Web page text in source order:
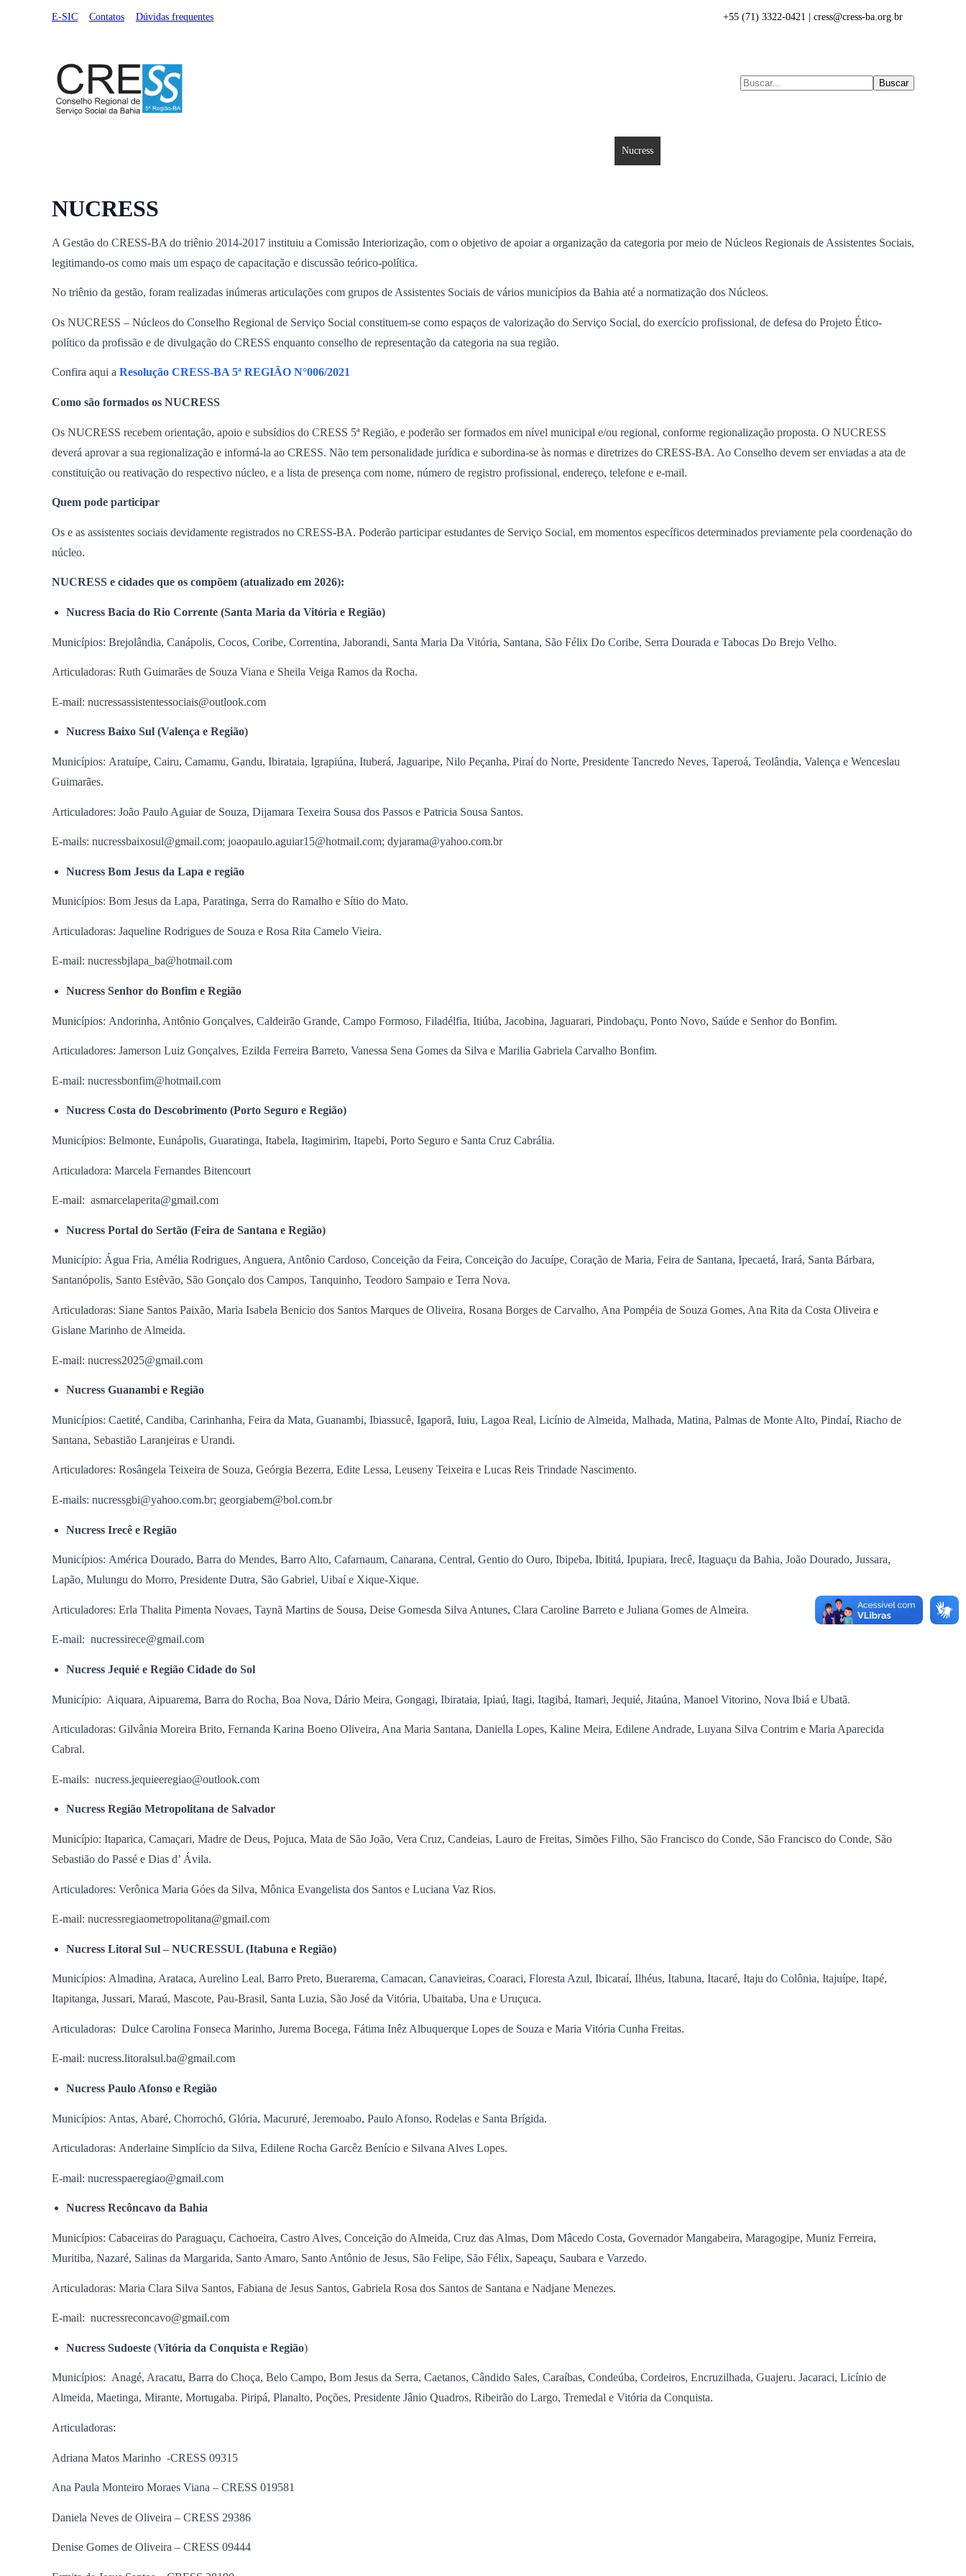
E-SIC Contatos Dúvidas frequentes +55 (71) 3322-0421 | cress@cress-ba.org.br
Buscar
Nucress
NUCRESS
A Gestão do CRESS-BA do triênio 2014-2017 instituiu a Comissão Interiorização, com o objetivo de apoiar a organização da categoria por meio de Núcleos Regionais de Assistentes Sociais,
legitimando-os como mais um espaço de capacitação e discussão teórico-política.
No triênio da gestão, foram realizadas inúmeras articulações com grupos de Assistentes Sociais de vários municípios da Bahia até a normatização dos Núcleos.
Os NUCRESS – Núcleos do Conselho Regional de Serviço Social constituem-se como espaços de valorização do Serviço Social, do exercício profissional, de defesa do Projeto Ético-
político da profissão e de divulgação do CRESS enquanto conselho de representação da categoria na sua região.
Confira aqui a Resolução CRESS-BA 5ª REGIÃO N°006/2021
Como são formados os NUCRESS
Os NUCRESS recebem orientação, apoio e subsídios do CRESS 5ª Região, e poderão ser formados em nível municipal e/ou regional, conforme regionalização proposta. O NUCRESS
deverá aprovar a sua regionalização e informá-la ao CRESS. Não tem personalidade jurídica e subordina-se às normas e diretrizes do CRESS-BA. Ao Conselho devem ser enviadas a ata de
constituição ou reativação do respectivo núcleo, e a lista de presença com nome, número de registro profissional, endereço, telefone e e-mail.
Quem pode participar
Os e as assistentes sociais devidamente registrados no CRESS-BA. Poderão participar estudantes de Serviço Social, em momentos específicos determinados previamente pela coordenação do
núcleo.
NUCRESS e cidades que os compõem (atualizado em 2026):
Nucress Bacia do Rio Corrente (Santa Maria da Vitória e Região)
Municípios: Brejolândia, Canápolis, Cocos, Coribe, Correntina, Jaborandi, Santa Maria Da Vitória, Santana, São Félix Do Coribe, Serra Dourada e Tabocas Do Brejo Velho.
Articuladoras: Ruth Guimarães de Souza Viana e Sheila Veiga Ramos da Rocha.
E-mail: nucressassistentessociais@outlook.com
Nucress Baixo Sul (Valença e Região)
Municípios: Aratuípe, Cairu, Camamu, Gandu, Ibirataia, Igrapiúna, Ituberá, Jaguaripe, Nilo Peçanha, Piraí do Norte, Presidente Tancredo Neves, Taperoá, Teolândia, Valença e Wenceslau
Guimarães.
Articuladores: João Paulo Aguiar de Souza, Dijamara Texeira Sousa dos Passos e Patricia Sousa Santos.
E-mails: nucressbaixosul@gmail.com; joaopaulo.aguiar15@hotmail.com; dyjarama@yahoo.com.br
Nucress Bom Jesus da Lapa e região
Municípios: Bom Jesus da Lapa, Paratinga, Serra do Ramalho e Sítio do Mato.
Articuladoras: Jaqueline Rodrigues de Souza e Rosa Rita Camelo Vieira.
E-mail: nucressbjlapa_ba@hotmail.com
Nucress Senhor do Bonfim e Região
Municípios: Andorinha, Antônio Gonçalves, Caldeirão Grande, Campo Formoso, Filadélfia, Itiúba, Jacobina, Jaguarari, Pindobaçu, Ponto Novo, Saúde e Senhor do Bonfim.
Articuladores: Jamerson Luiz Gonçalves, Ezilda Ferreira Barreto, Vanessa Sena Gomes da Silva e Marilia Gabriela Carvalho Bonfim.
E-mail: nucressbonfim@hotmail.com
Nucress Costa do Descobrimento (Porto Seguro e Região)
Municípios: Belmonte, Eunápolis, Guaratinga, Itabela, Itagimirim, Itapebi, Porto Seguro e Santa Cruz Cabrália.
Articuladora: Marcela Fernandes Bitencourt
E-mail: asmarcelaperita@gmail.com
Nucress Portal do Sertão (Feira de Santana e Região)
Município: Água Fria, Amélia Rodrigues, Anguera, Antônio Cardoso, Conceição da Feira, Conceição do Jacuípe, Coração de Maria, Feira de Santana, Ipecaetá, Irará, Santa Bárbara,
Santanópolis, Santo Estêvão, São Gonçalo dos Campos, Tanquinho, Teodoro Sampaio e Terra Nova.
Articuladoras: Siane Santos Paixão, Maria Isabela Benicio dos Santos Marques de Oliveira, Rosana Borges de Carvalho, Ana Pompéia de Souza Gomes, Ana Rita da Costa Oliveira e
Gislane Marinho de Almeida.
E-mail: nucress2025@gmail.com
Nucress Guanambi e Região
Municípios: Caetité, Candiba, Carinhanha, Feira da Mata, Guanambi, Ibiassucê, Igaporã, Iuiu, Lagoa Real, Licínio de Almeida, Malhada, Matina, Palmas de Monte Alto, Pindaí, Riacho de
Santana, Sebastião Laranjeiras e Urandi.
Articuladores: Rosângela Teixeira de Souza, Geórgia Bezerra, Edite Lessa, Leuseny Teixeira e Lucas Reis Trindade Nascimento.
E-mails: nucressgbi@yahoo.com.br; georgiabem@bol.com.br
Nucress Irecê e Região
Municípios: América Dourado, Barra do Mendes, Barro Alto, Cafarnaum, Canarana, Central, Gentio do Ouro, Ibipeba, Ibititá, Ipupiara, Irecê, Itaguaçu da Bahia, João Dourado, Jussara,
Lapão, Mulungu do Morro, Presidente Dutra, São Gabriel, Uibaí e Xique-Xique.
Articuladores: Erla Thalita Pimenta Novaes, Taynã Martins de Sousa, Deise Gomesda Silva Antunes, Clara Caroline Barreto e Juliana Gomes de Almeira.
E-mail: nucressirece@gmail.com
Nucress Jequié e Região Cidade do Sol
Município: Aiquara, Aipuarema, Barra do Rocha, Boa Nova, Dário Meira, Gongagi, Ibirataia, Ipiaú, Itagi, Itagibá, Itamari, Jequié, Jitaúna, Manoel Vitorino, Nova Ibiá e Ubatã.
Articuladoras: Gilvânia Moreira Brito, Fernanda Karina Boeno Oliveira, Ana Maria Santana, Daniella Lopes, Kaline Meira, Edilene Andrade, Luyana Silva Contrim e Maria Aparecida
Cabral.
E-mails: nucress.jequieeregiao@outlook.com
Nucress Região Metropolitana de Salvador
Município: Itaparica, Camaçari, Madre de Deus, Pojuca, Mata de São João, Vera Cruz, Candeias, Lauro de Freitas, Simões Filho, São Francisco do Conde, São Francisco do Conde, São
Sebastião do Passé e Dias d’ Ávila.
Articuladores: Verônica Maria Góes da Silva, Mônica Evangelista dos Santos e Luciana Vaz Rios.
E-mail: nucressregiaometropolitana@gmail.com
Nucress Litoral Sul – NUCRESSUL (Itabuna e Região)
Municípios: Almadina, Arataca, Aurelino Leal, Barro Preto, Buerarema, Camacan, Canavieiras, Coaraci, Floresta Azul, Ibicaraí, Ilhéus, Itabuna, Itacaré, Itaju do Colônia, Itajuípe, Itapé,
Itapitanga, Jussari, Maraú, Mascote, Pau-Brasil, Santa Luzia, São José da Vitória, Ubaitaba, Una e Uruçuca.
Articuladoras: Dulce Carolina Fonseca Marinho, Jurema Bocega, Fátima Inêz Albuquerque Lopes de Souza e Maria Vitória Cunha Freitas.
E-mail: nucress.litoralsul.ba@gmail.com
Nucress Paulo Afonso e Região
Municípios: Antas, Abaré, Chorrochó, Glória, Macururé, Jeremoabo, Paulo Afonso, Rodelas e Santa Brígida.
Articuladoras: Anderlaine Simplício da Silva, Edilene Rocha Garcêz Benício e Silvana Alves Lopes.
E-mail: nucresspaeregiao@gmail.com
Nucress Recôncavo da Bahia
Municípios: Cabaceiras do Paraguaçu, Cachoeira, Castro Alves, Conceição do Almeida, Cruz das Almas, Dom Mâcedo Costa, Governador Mangabeira, Maragogipe, Muniz Ferreira,
Muritiba, Nazaré, Salinas da Margarida, Santo Amaro, Santo Antônio de Jesus, São Felipe, São Félix, Sapeaçu, Saubara e Varzedo.
Articuladoras: Maria Clara Silva Santos, Fabiana de Jesus Santos, Gabriela Rosa dos Santos de Santana e Nadjane Menezes.
E-mail: nucressreconcavo@gmail.com
Nucress Sudoeste (Vitória da Conquista e Região)
Municípios: Anagé, Aracatu, Barra do Choça, Belo Campo, Bom Jesus da Serra, Caetanos, Cândido Sales, Caraíbas, Condeúba, Cordeiros, Encruzilhada, Guajeru. Jacaraci, Licínio de
Almeida, Maetinga, Mirante, Mortugaba. Piripá, Planalto, Poções, Presidente Jânio Quadros, Ribeirão do Largo, Tremedal e Vitória da Conquista.
Articuladoras:
Adriana Matos Marinho -CRESS 09315
Ana Paula Monteiro Moraes Viana – CRESS 019581
Daniela Neves de Oliveira – CRESS 29386
Denise Gomes de Oliveira – CRESS 09444